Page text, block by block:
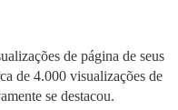
de página de seus
de 4.000 visualizações de
se destacou.